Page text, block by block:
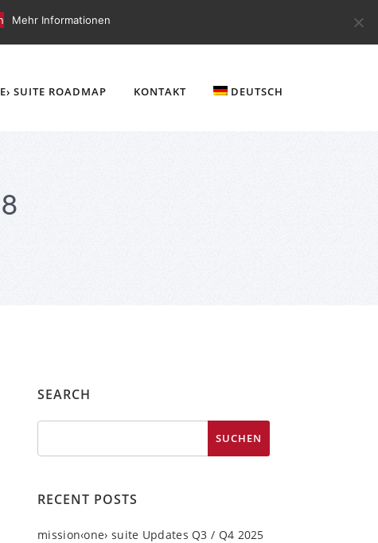
SUITE ROADMAP KONTAKT DEUTSCH
SEARCH
RECENT POSTS
mission‹one› suite Updates Q3 / Q4 2025
Mehr Informationen